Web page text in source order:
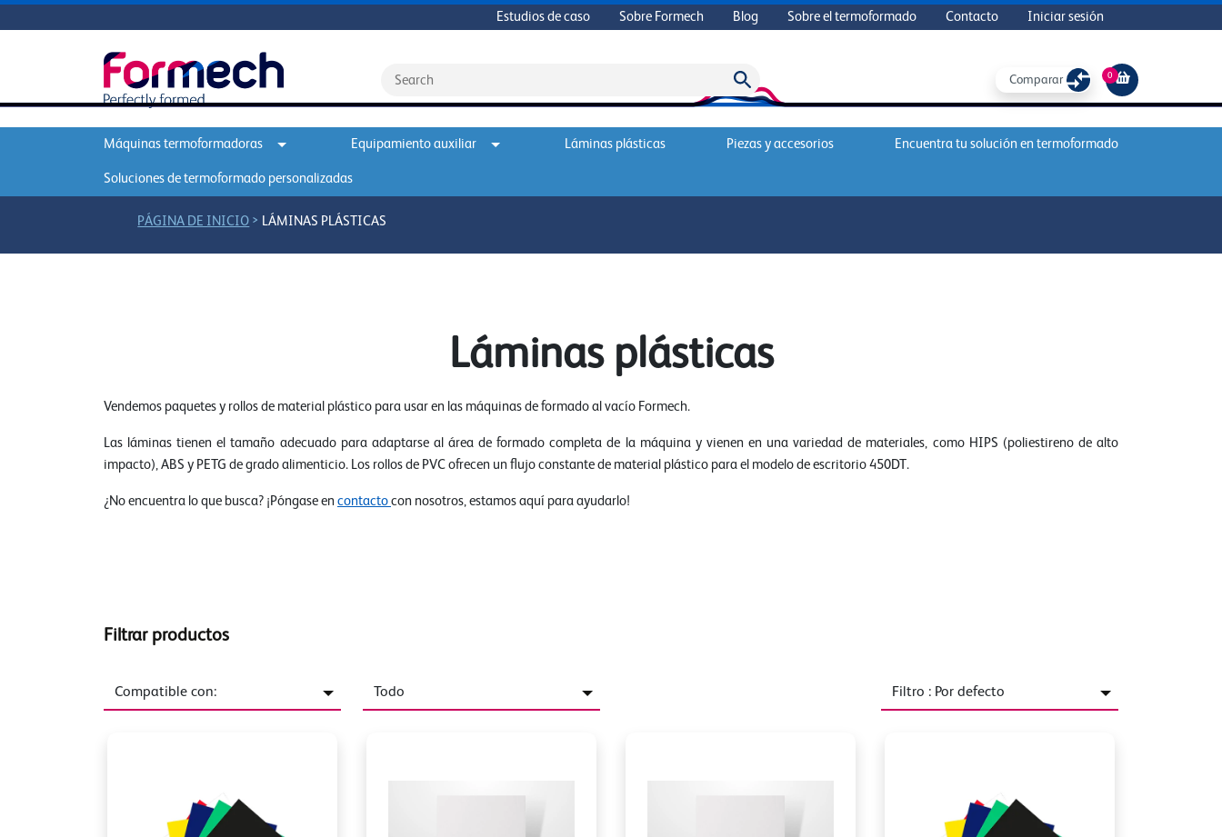
Estudios de caso Sobre Formech Blog Sobre el termoformado Contacto Iniciar sesión
Comparar 0
Máquinas termoformadoras Equipamiento auxiliar Láminas plásticas Piezas y accesorios Encuentra tu solución en termoformado
Soluciones de termoformado personalizadas
PÁGINA DE INICIO > LÁMINAS PLÁSTICAS
Láminas plásticas
Vendemos paquetes y rollos de material plástico para usar en las máquinas de formado al vacío Formech.
Las láminas tienen el tamaño adecuado para adaptarse al área de formado completa de la máquina y vienen en una variedad de materiales, como HIPS (poliestireno de alto
impacto), ABS y PETG de grado alimenticio. Los rollos de PVC ofrecen un flujo constante de material plástico para el modelo de escritorio 450DT.
¿No encuentra lo que busca? ¡Póngase en contacto con nosotros, estamos aquí para ayudarlo!
Filtrar productos